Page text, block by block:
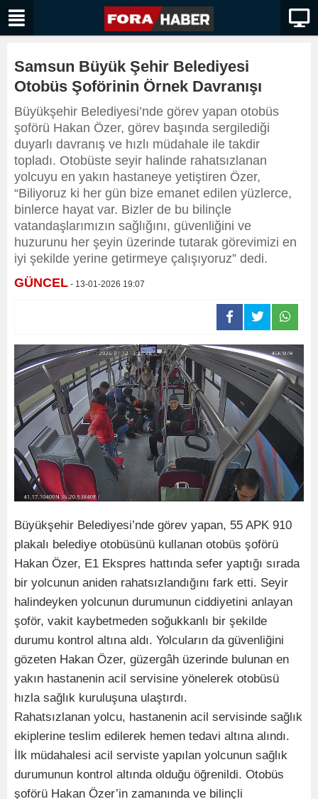
Samsun Büyük Şehir Belediyesi
Otobüs Şoförinin Örnek Davranışı
Büyükşehir Belediyesi’nde görev yapan otobüs
şoförü Hakan Özer, görev başında sergilediği
duyarlı davranış ve hızlı müdahale ile takdir
topladı. Otobüste seyir halinde rahatsızlanan
yolcuyu en yakın hastaneye yetiştiren Özer,
“Biliyoruz ki her gün bize emanet edilen yüzlerce,
binlerce hayat var. Bizler de bu bilinçle
vatandaşlarımızın sağlığını, güvenliğini ve
huzurunu her şeyin üzerinde tutarak görevimizi en
iyi şekilde yerine getirmeye çalışıyoruz” dedi.
GÜNCEL - 13-01-2026 19:07
Büyükşehir Belediyesi’nde görev yapan, 55 APK 910
plakalı belediye otobüsünü kullanan otobüs şoförü
Hakan Özer, E1 Ekspres hattında sefer yaptığı sırada
bir yolcunun aniden rahatsızlandığını fark etti. Seyir
halindeyken yolcunun durumunun ciddiyetini anlayan
şoför, vakit kaybetmeden soğukkanlı bir şekilde
durumu kontrol altına aldı. Yolcuların da güvenliğini
gözeten Hakan Özer, güzergâh üzerinde bulunan en
yakın hastanenin acil servisine yönelerek otobüsü
hızla sağlık kuruluşuna ulaştırdı.
Rahatsızlanan yolcu, hastanenin acil servisinde sağlık
ekiplerine teslim edilerek hemen tedavi altına alındı.
İlk müdahalesi acil serviste yapılan yolcunun sağlık
durumunun kontrol altında olduğu öğrenildi. Otobüs
şoförü Hakan Özer’in zamanında ve bilinçli